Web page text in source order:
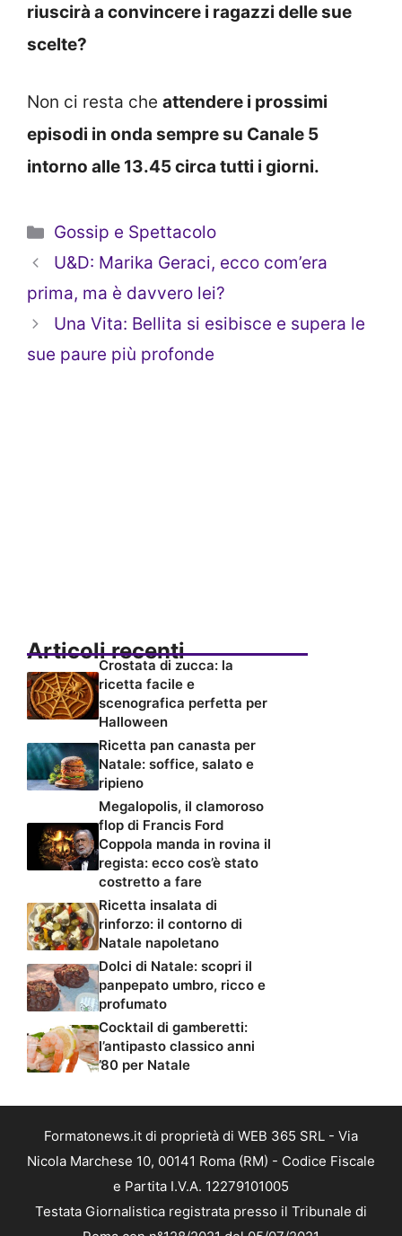
riuscirà a convincere i ragazzi delle sue
scelte?
Non ci resta che attendere i prossimi
episodi in onda sempre su Canale 5
intorno alle 13.45 circa tutti i giorni.
Categorie
Gossip e Spettacolo
U&D: Marika Geraci, ecco com’era
prima, ma è davvero lei?
Una Vita: Bellita si esibisce e supera le
sue paure più profonde
Articoli recenti
Crostata di zucca: la
ricetta facile e
scenografica perfetta per
Halloween
Ricetta pan canasta per
Natale: soffice, salato e
ripieno
Megalopolis, il clamoroso
flop di Francis Ford
Coppola manda in rovina il
regista: ecco cos’è stato
costretto a fare
Ricetta insalata di
rinforzo: il contorno di
Natale napoletano
Dolci di Natale: scopri il
panpepato umbro, ricco e
profumato
Cocktail di gamberetti:
l’antipasto classico anni
’80 per Natale
Formatonews.it di proprietà di WEB 365 SRL - Via
Nicola Marchese 10, 00141 Roma (RM) - Codice Fiscale
e Partita I.V.A. 12279101005
Testata Giornalistica registrata presso il Tribunale di